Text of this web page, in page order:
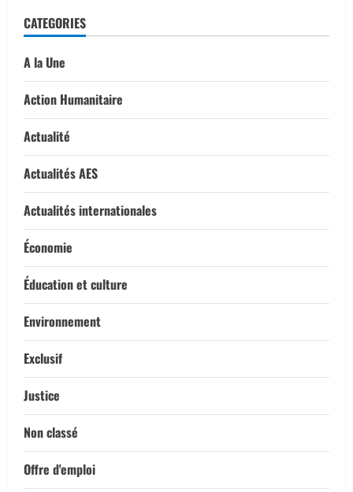
CATEGORIES
A la Une
Action Humanitaire
Actualité
Actualités AES
Actualités internationales
Économie
Éducation et culture
Environnement
Exclusif
Justice
Non classé
Offre d'emploi